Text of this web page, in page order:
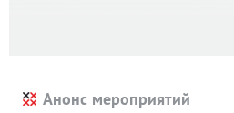
Анонс мероприятий